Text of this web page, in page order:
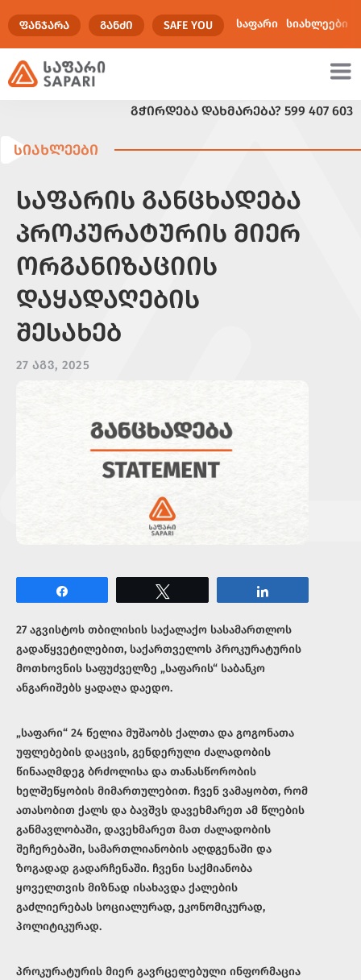
ᲤᲐᲜᲯᲐᲠᲐ ᲒᲐᲜᲫᲘ SAFE YOU საფარი სიახლეები
ᲒᲭᲘᲠᲓᲔᲑᲐ ᲓᲐᲮᲛᲐᲠᲔᲑᲐ? 599 407 603
ᲡᲘᲐᲮᲚᲔᲔᲑᲘ
ᲡᲐᲤᲐᲠᲘᲡ ᲒᲐᲜᲪᲮᲐᲓᲔᲑᲐ
ᲞᲠᲝᲙᲣᲠᲐᲢᲣᲠᲘᲡ ᲛᲘᲔᲠ
ᲝᲠᲒᲐᲜᲘᲖᲐᲪᲘᲘᲡ
ᲓᲐᲧᲐᲓᲐᲦᲔᲑᲘᲡ
ᲨᲔᲡᲐᲮᲔᲑ
27 ᲐᲒᲕ, 2025
27 აგვისტოს თბილისის საქალაქო სასამართლოს
გადაწყვეტილებით, საქართველოს პროკურატურის
მოთხოვნის საფუძველზე „საფარის“ საბანკო
ანგარიშებს ყადაღა დაედო.
„საფარი“ 24 წელია მუშაობს ქალთა და გოგონათა
უფლებების დაცვის, გენდერული ძალადობის
წინააღმდეგ ბრძოლისა და თანასწორობის
ხელშეწყობის მიმართულებით. ჩვენ ვამაყობთ, რომ
ათასობით ქალს და ბავშვს დავეხმარეთ ამ წლების
განმავლობაში, დავეხმარეთ მათ ძალადობის
შეჩერებაში, სამართლიანობის აღდგენაში და
ზოგადად გადარჩენაში. ჩვენი საქმიანობა
ყოველთვის მიზნად ისახავდა ქალების
გაძლიერებას სოციალურად, ეკონომიკურად,
პოლიტიკურად.
პროკურატურის მიერ გავრცელებული ინფორმაცია